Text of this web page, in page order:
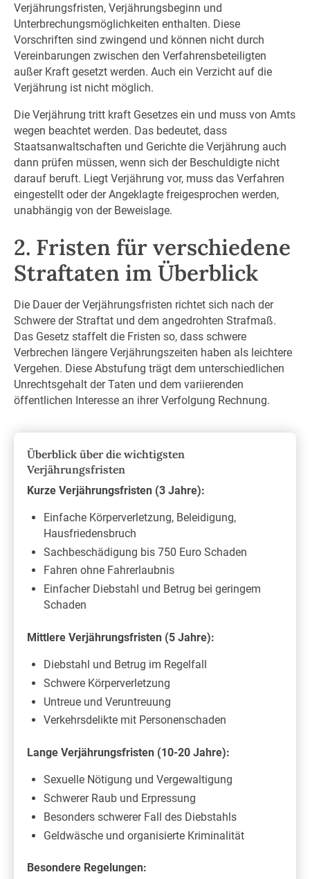
Verjährungsfristen, Verjährungsbeginn und
Unterbrechungsmöglichkeiten enthalten. Diese
Vorschriften sind zwingend und können nicht durch
Vereinbarungen zwischen den Verfahrensbeteiligten
außer Kraft gesetzt werden. Auch ein Verzicht auf die
Verjährung ist nicht möglich.
Die Verjährung tritt kraft Gesetzes ein und muss von Amts
wegen beachtet werden. Das bedeutet, dass
Staatsanwaltschaften und Gerichte die Verjährung auch
dann prüfen müssen, wenn sich der Beschuldigte nicht
darauf beruft. Liegt Verjährung vor, muss das Verfahren
eingestellt oder der Angeklagte freigesprochen werden,
unabhängig von der Beweislage.
2. Fristen für verschiedene
Straftaten im Überblick
Die Dauer der Verjährungsfristen richtet sich nach der
Schwere der Straftat und dem angedrohten Strafmaß.
Das Gesetz staffelt die Fristen so, dass schwere
Verbrechen längere Verjährungszeiten haben als leichtere
Vergehen. Diese Abstufung trägt dem unterschiedlichen
Unrechtsgehalt der Taten und dem variierenden
öffentlichen Interesse an ihrer Verfolgung Rechnung.
Überblick über die wichtigsten
Verjährungsfristen
Kurze Verjährungsfristen (3 Jahre):
Einfache Körperverletzung, Beleidigung,
Hausfriedensbruch
Sachbeschädigung bis 750 Euro Schaden
Fahren ohne Fahrerlaubnis
Einfacher Diebstahl und Betrug bei geringem
Schaden
Mittlere Verjährungsfristen (5 Jahre):
Diebstahl und Betrug im Regelfall
Schwere Körperverletzung
Untreue und Veruntreuung
Verkehrsdelikte mit Personenschaden
Lange Verjährungsfristen (10-20 Jahre):
Sexuelle Nötigung und Vergewaltigung
Schwerer Raub und Erpressung
Besonders schwerer Fall des Diebstahls
Geldwäsche und organisierte Kriminalität
Besondere Regelungen: